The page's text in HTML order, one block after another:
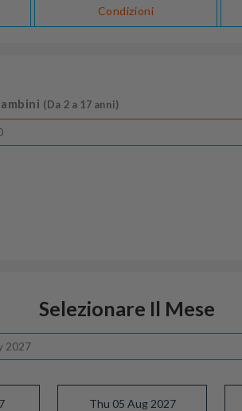
Condizioni
(Da 2 a 17 anni)
Selezionare Il Mese
2027
Thu 05 Aug 2027